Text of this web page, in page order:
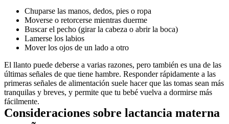
El llanto puede deberse a varias razones, pero también es una de las
últimas señales de que tiene hambre. Responder rápidamente a las
primeras señales de alimentación suele hacer que las tomas sean más
tranquilas y breves, y permite que tu bebé vuelva a dormirse más
fácilmente.
Consideraciones sobre lactancia materna